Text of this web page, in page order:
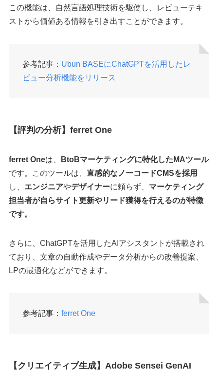
この機能は、自然言語処理技術を駆使し、レビューテキ
ストから価値ある情報を引き出すことができます。
参考記事： Ubun BASEにChatGPTを活用したレ
ビュー分析機能をリリース
【評判の分析】ferret One
ferret Oneは、
BtoBマーケティングに特化したMAツール
です。このツールは、 直感的なノーコードCMSを採用
し、 エンジニアやデザイナーに頼らず、 マーケティング
担当者が自らサイト更新やリード獲得を行えるのが特徴
です。
さらに、ChatGPTを活用したAIアシスタントが搭載され
ており、文章の自動作成やデータ分析からの改善提案、
LPの最適化などができます。
参考記事： ferret One
【クリエイティブ生成】Adobe Sensei GenAI